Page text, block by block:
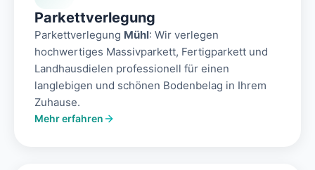
Parkettverlegung
Parkettverlegung Mühl: Wir verlegen
hochwertiges Massivparkett, Fertigparkett und
Landhausdielen professionell für einen
langlebigen und schönen Bodenbelag in Ihrem
Zuhause.
Mehr erfahren